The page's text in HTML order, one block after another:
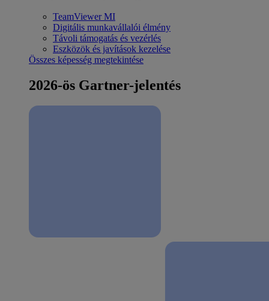
TeamViewer MI
Digitális munkavállalói élmény
Távoli támogatás és vezérlés
Eszközök és javítások kezelése
Összes képesség megtekintése
2026-ös Gartner-jelentés